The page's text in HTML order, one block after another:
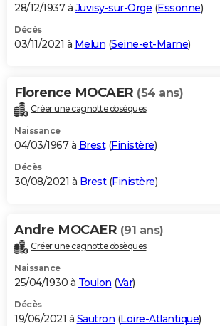
28/12/1937 à Juvisy-sur-Orge (Essonne)
Décès
03/11/2021 à Melun (Seine-et-Marne)
Florence MOCAER (54 ans)
Créer une cagnotte obsèques
Naissance
04/03/1967 à Brest(Finistère)
Décès
30/08/2021 à Brest(Finistère)
Andre MOCAER (91 ans)
Créer une cagnotte obsèques
Naissance
25/04/1930 à Toulon (Var)
Décès
19/06/2021 à Sautron (Loire-Atlantique)